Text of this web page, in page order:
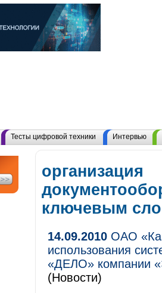
Тесты цифровой техники Интервью
организация
ключевым
14.09.2010 ОАО
использования
«ДЕЛО» компании
(Новости)